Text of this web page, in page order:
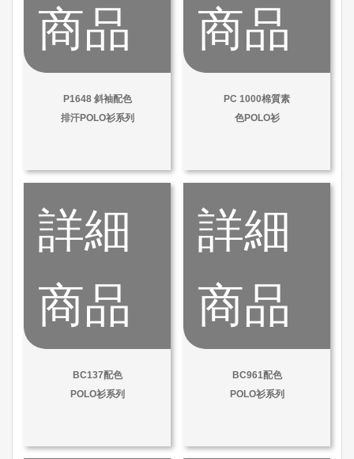
商品
P1648 斜袖配色
排汗POLO衫系列
商品
PC 1000棉質素
色POLO衫
詳細
商品
BC137配色
POLO衫系列
詳細
商品
BC961配色
POLO衫系列